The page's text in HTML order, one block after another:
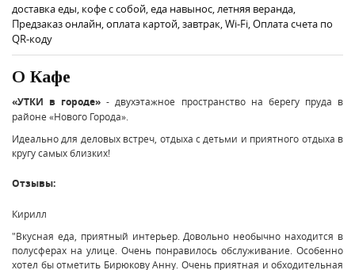
доставка еды, кофе с собой, еда навынос, летняя веранда,
Предзаказ онлайн, оплата картой, завтрак, Wi-Fi, Оплата счета по
QR-коду
О Кафе
«УТКИ в городе» - двухэтажное пространство на берегу пруда в
районе «Нового Города».
Идеально для деловых встреч, отдыха с детьми и приятного отдыха в
кругу самых близких!
Отзывы:
Кирилл
"Вкусная еда, приятный интерьер. Довольно необычно находится в
полусферах на улице. Очень понравилось обслуживание. Особенно
хотел бы отметить Бирюкову Анну. Очень приятная и обходительная